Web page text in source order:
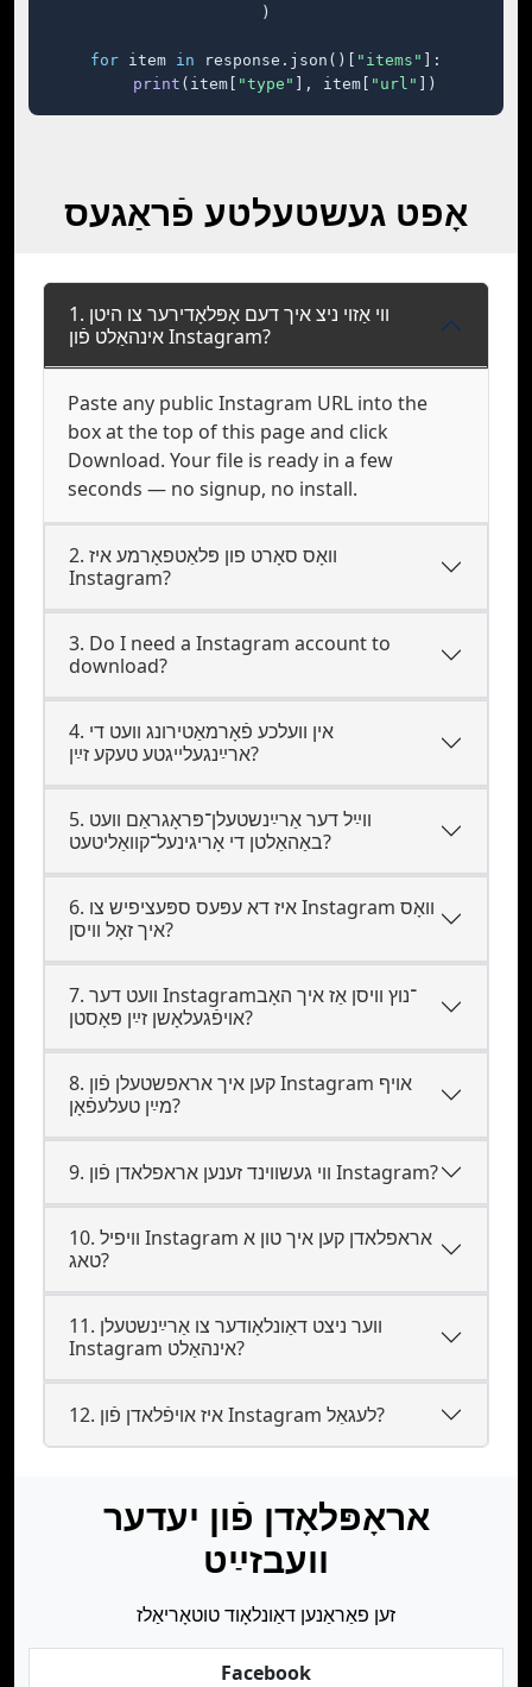
)
for item in response.json()[ "items"
]:
print (item[ "type" ], item[ "url" ])
אָפט געשטעלטע פֿראַגעס
1. ווי אַזוי ניצ איך דעם אָפּלאָדירער צו היטן
אינהאַלט פֿון Instagram?
Paste any public Instagram URL into the
box at the top of this page and click
Download. Your file is ready in a few
seconds — no signup, no install.
2. וואָס סאָרט פון פּלאַטפאָרמע איז
Instagram?
3. Do I need a Instagram account to
download?
4. אין וועלכע פֿאָרמאַטירונג וועט די
ארײַנגעלייגטע טעקע זײַן?
5. װײַל דער אַרײַנשטעלן־פּראָגראַם װעט
באַהאַלטן די אָריגינעל־קוואַליטעט?
6. איז דא עפּעס ספּעציפיש צו Instagram וואָס
איך זאָל וויסן?
7. װעט דער Instagram־נוץ וויסן אַז איך האָב
אױפֿגעלאָשן זײַן פּאָסטן?
8. קען איך אראפשטעלן פֿון Instagram אויף
מײַן טעלעפֿאָן?
9. ווי געשווינד זענען אראפלאדן פֿון Instagram?
10. וויפיל Instagram אראפלאדן קען איך טון א
טאג?
11. ווער ניצט דאַונלאָודער צו אַרײַנשטעלן
Instagram אינהאַלט?
12. איז אױפֿלאדן פֿון Instagram לעגאַל?
אראָפּלאָדן פֿון יעדער
וועבזײַט
זען פאַראַנען דאַונלאָוד טוטאָריאַלז
Facebook